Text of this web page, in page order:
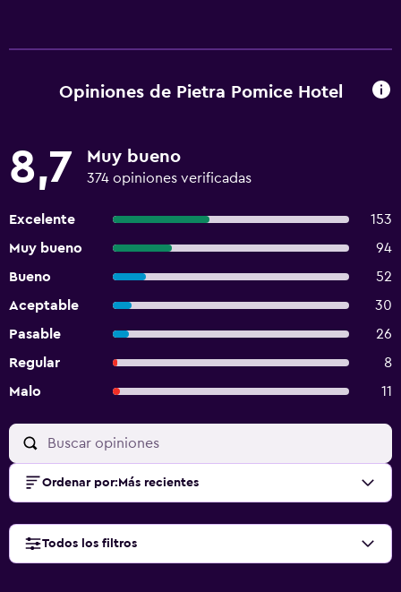
Opiniones de Pietra Pomice Hotel
8,7 Muy bueno
374 opiniones verificadas
Excelente
153
Muy bueno
94
Bueno
52
Aceptable
30
Pasable
26
Regular
8
Malo
11
Ordenar por: Más recientes
Todos los filtros